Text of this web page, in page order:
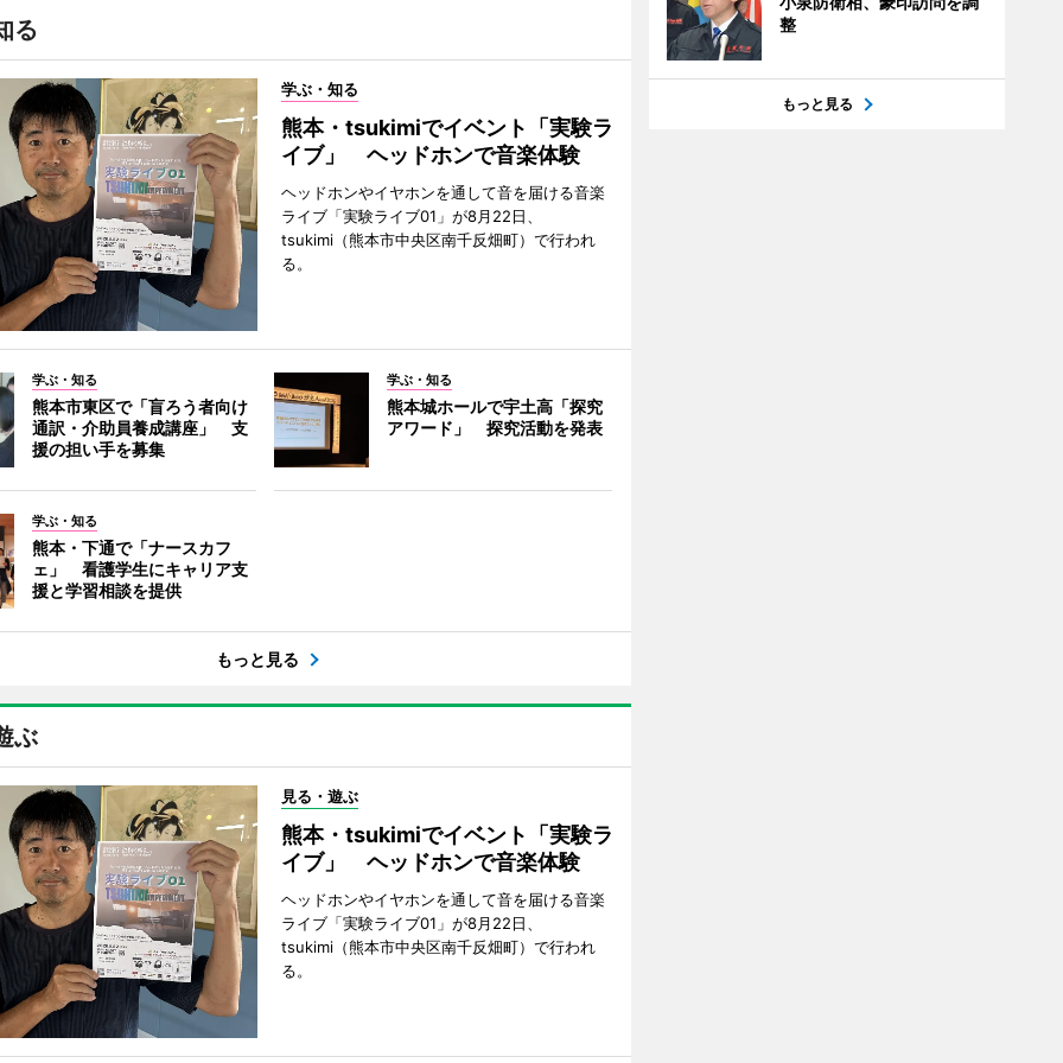
る
学ぶ・知る
熊本・tsukimiでイベント「実験ラ
イブ」 ヘッドホンで音楽体験
ヘッドホンやイヤホンを通して音を届ける音楽
ライブ「実験ライブ01」が8月22日、
tsukimi（熊本市中央区南千反畑町）で行われ
る。
学ぶ・知る
熊本市東区で「盲ろう者向け
通訳・介助員養成講座」 支
援の担い手を募集
学ぶ・知る
熊本城ホールで宇土高「探究
アワード」 探究活動を発表
学ぶ・知る
熊本・下通で「ナースカフ
ェ」 看護学生にキャリア支
援と学習相談を提供
もっと見る
ぶ
見る・遊ぶ
熊本・tsukimiでイベント「実験ラ
イブ」 ヘッドホンで音楽体験
ヘッドホンやイヤホンを通して音を届ける音楽
ライブ「実験ライブ01」が8月22日、
tsukimi（熊本市中央区南千反畑町）で行われ
る。
整
もっと見る